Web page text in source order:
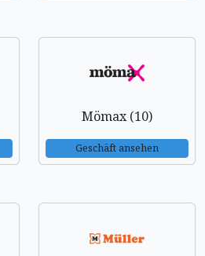
Mömax (10)
Geschäft ansehen